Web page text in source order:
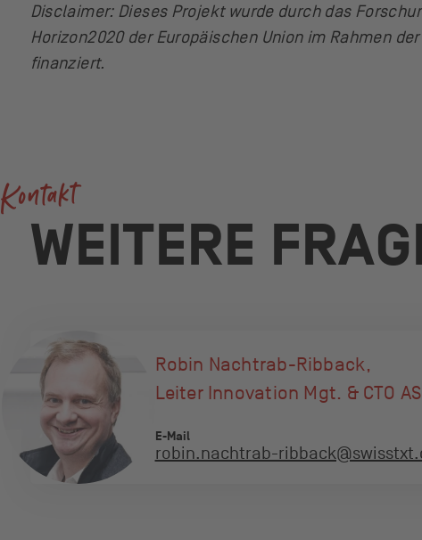
Disclaimer: Dieses Projekt wurde durch das
Horizon2020 der Europäischen Union im Rahmen
finanziert.
Kontakt
WEITERE
Robin Nachtrab-Ribback,
Leiter Innovation Mgt. & CTO AS
E-Mail
robin.nachtrab-